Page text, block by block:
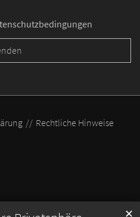
✕
Rechtliche Hinweise